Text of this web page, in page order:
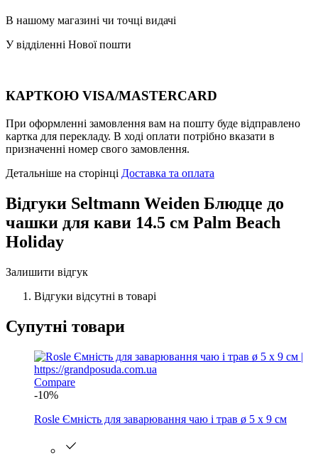
В нашому магазині чи точці видачі
У відділенні Нової пошти
КАРТКОЮ VISA/MASTERCARD
При оформленні замовлення вам на пошту буде відправлено
картка для перекладу. В ході оплати потрібно вказати в
призначенні номер свого замовлення.
Детальніше на сторінці Доставка та оплата
Відгуки Seltmann Weiden Блюдце до
чашки для кави 14.5 см Palm Beach
Holiday
Залишити відгук
Відгуки відсутні в товарі
Супутні товари
Compare
-10%
Rosle Ємність для заварювання чаю і трав ø 5 х 9 см